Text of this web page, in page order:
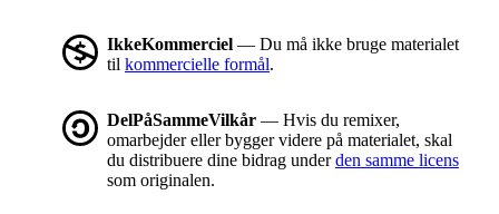
IkkeKommerciel — Du må ikke bruge materialet
til kommercielle formål.
DelPåSammeVilkår — Hvis du remixer,
omarbejder eller bygger videre på materialet, skal
du distribuere dine bidrag underden samme licens
som originalen.